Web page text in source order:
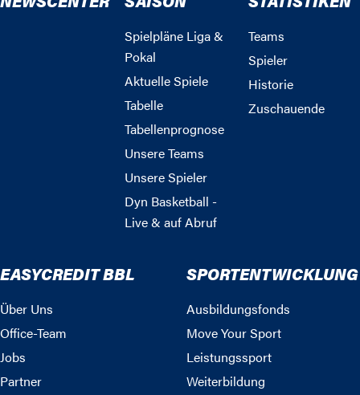
Spielpläne Liga &
Pokal
Aktuelle Spiele
Tabelle
Tabellenprognose
Unsere Teams
Unsere Spieler
Dyn Basketball -
Live & auf Abruf
Teams
Spieler
Historie
Zuschauende
EASYCREDIT BBL
Über Uns
Office-Team
Jobs
Partner
SPORTENTWICKLUNG
Ausbildungsfonds
Move Your Sport
Leistungssport
Weiterbildung